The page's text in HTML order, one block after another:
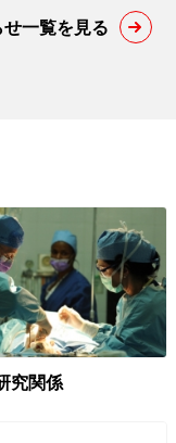
一覧を見る
究関係